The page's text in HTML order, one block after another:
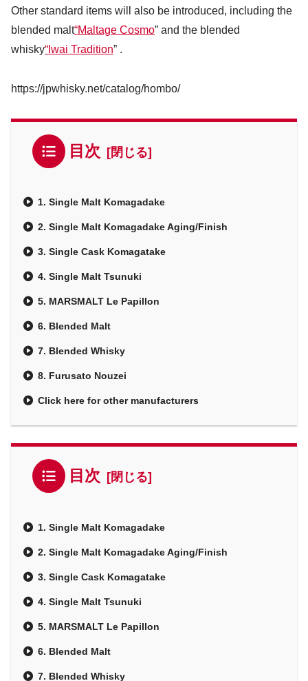
Other standard items will also be introduced, including the
blended malt“Maltage Cosmo” and the blended
whisky“Iwai Tradition” .
https://jpwhisky.net/catalog/hombo/
目次
1. Single Malt Komagadake
2. Single Malt Komagadake Aging/Finish
3. Single Cask Komagatake
4. Single Malt Tsunuki
5. MARSMALT Le Papillon
6. Blended Malt
7. Blended Whisky
8. Furusato Nouzei
Click here for other manufacturers
目次
1. Single Malt Komagadake
2. Single Malt Komagadake Aging/Finish
3. Single Cask Komagatake
4. Single Malt Tsunuki
5. MARSMALT Le Papillon
6. Blended Malt
7. Blended Whisky